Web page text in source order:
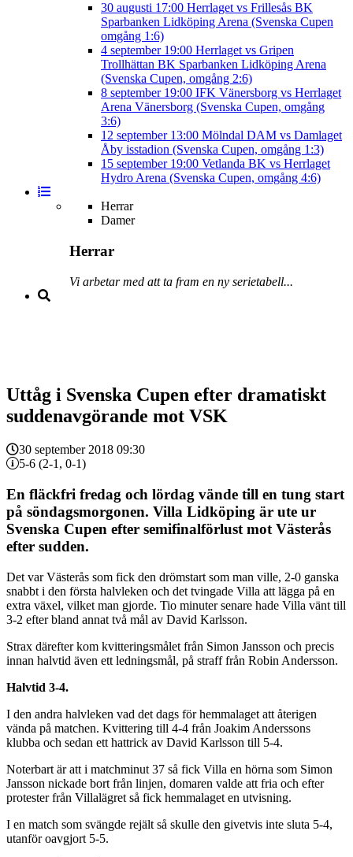
30 augusti 17:00 Herrlaget vs Frillesås BK
Sparbanken Lidköping Arena (Svenska Cupen
omgång 1:6)
4 september 19:00 Herrlaget vs Gripen
Trollhättan BK Sparbanken Lidköping Arena
(Svenska Cupen, omgång 2:6)
8 september 19:00 IFK Vänersborg vs Herrlaget
Arena Vänersborg (Svenska Cupen, omgång
3:6)
12 september 13:00 Mölndal DAM vs Damlaget
Åby isstadion (Svenska Cupen, omgång 1:3)
15 september 19:00 Vetlanda BK vs Herrlaget
Hydro Arena (Svenska Cupen, omgång 4:6)
Herrar
Damer
Herrar
Vi arbetar med att ta fram en ny serietabell...
Uttåg i Svenska Cupen efter dramatiskt
suddenavgörande mot VSK
30 september 2018 09:30
5-6 (2-1, 0-1)
En fläckfri fredag och lördag vände till en tung start
på söndagsmorgonen. Villa Lidköping är ute ur
Svenska Cupen efter semifinalförlust mot Västerås
efter sudden.
Det var Västerås som fick den drömstart som man ville, 2-0 ganska
snabbt i den första halvleken och det tvingade Villa att lägga på en
extra växel, vilket man gjorde. Tio minuter senare hade Villa vänt till
3-2 efter bland annat två mål av David Karlsson.
Strax därefter kom kvitteringsmålet från Simon Jansson och precis
innan halvtid även ett ledningsmål, på straff från Robin Andersson.
Halvtid 3-4.
I den andra halvleken vad det dags för hemmalaget att återigen
vända på matchen. Kvittering till 4-4 från Joakim Anderssons
klubba och sedan ett hattrick av David Karlsson till 5-4.
Noterbart är att i matchminut 37 så fick Villa en hörna som Simon
Jansson nickade bort från linjen, domaren valde att fria och efter
protester från Villalägret så fick hemmalaget en utvisning.
I en match som svängde rejält så skulle den givetvis inte sluta 5-4,
utanför oavgjort 5-5.